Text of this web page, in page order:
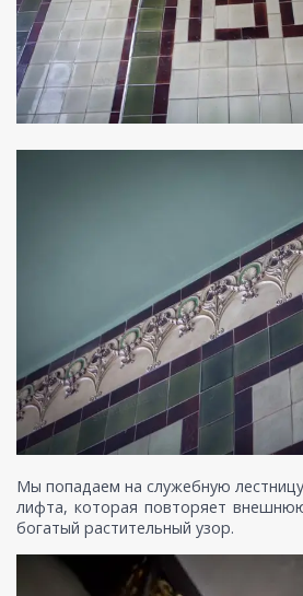
Мы попадаем на служебную
лифта, которая повторяет
богатый растительный узор.